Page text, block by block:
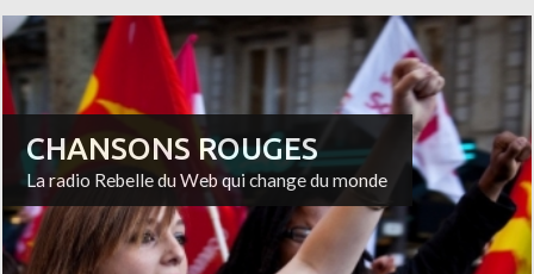
CHANSONS ROUGES
La radio Rebelle du Web qui change du monde